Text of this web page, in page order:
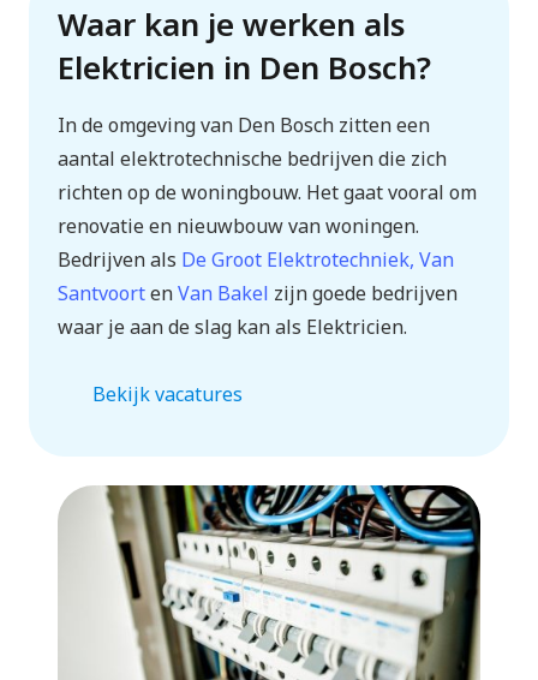
Waar kan je werken als
Elektricien in Den Bosch?
In de omgeving van Den Bosch zitten een
aantal elektrotechnische bedrijven die zich
richten op de woningbouw. Het gaat vooral om
renovatie en nieuwbouw van woningen.
Bedrijven als De Groot Elektrotechniek, Van
SantvoortenVan Bakel zijn goede bedrijven
waar je aan de slag kan als Elektricien.
Bekijk vacatures